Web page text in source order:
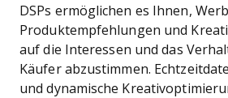
DSPs ermöglichen es Ihnen,
Produktempfehlungen und
auf die Interessen und das
Käufer abzustimmen.
und dynamische